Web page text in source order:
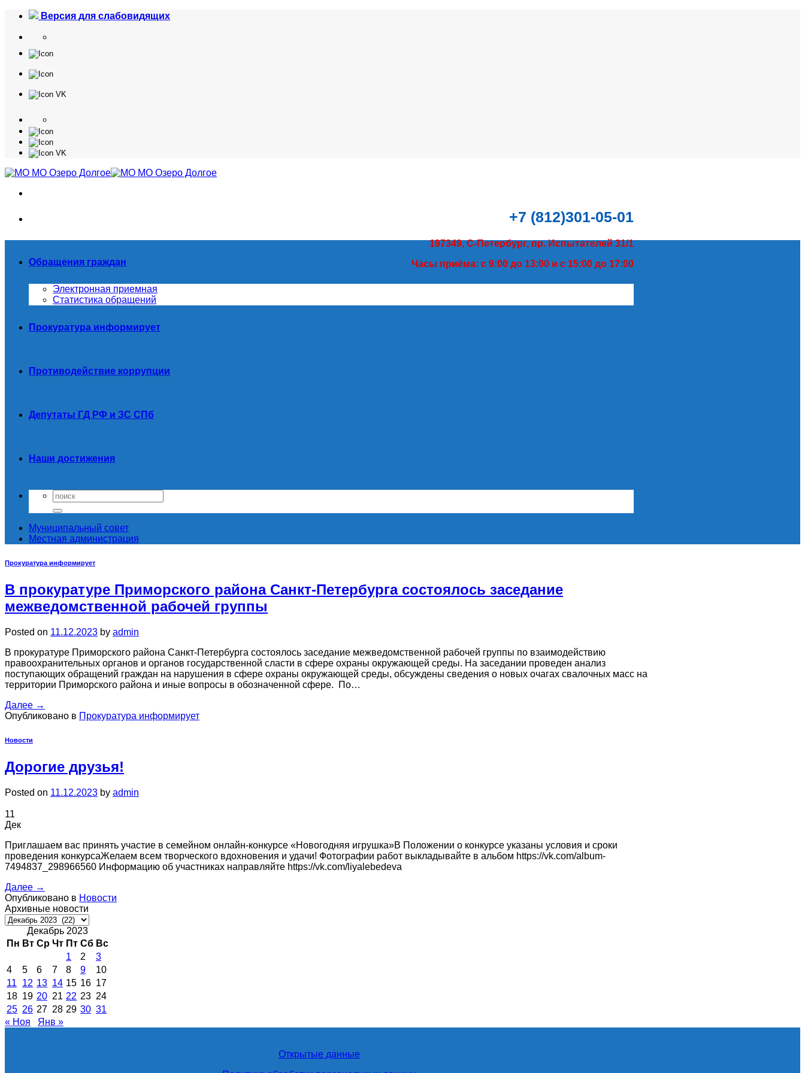
Skip
content
Версия для слабовидящих
+7 (812)301-05-01
197349, С-Петербург, пр. Испытателей 31/1
Часы приёма: с 9:00 до 13:00 и с 15:00 до 17:00
Обращения граждан
Электронная приемная
Статистика обращений
Прокуратура информирует
Противодействие коррупции
Депутаты ГД РФ и ЗС СПб
Наши достижения
Муниципальный совет
Местная администрация
Прокуратура информирует
В прокуратуре Приморского района Санкт-Петербурга состоялось заседание
межведомственной рабочей группы
Posted on 11.12.2023 by admin
В прокуратуре Приморского района Санкт-Петербурга состоялось заседание межведомственной рабочей группы по взаимодействию
правоохранительных органов и органов государственной сласти в сфере охраны окружающей среды. На заседании проведен анализ
поступающих обращений граждан на нарушения в сфере охраны окружающей среды, обсуждены сведения о новых очагах свалочных масс на
территории Приморского района и иные вопросы в обозначенной сфере. По…
Далее →
Опубликовано в Прокуратура информирует
Новости
Дорогие друзья!
Posted on 11.12.2023 by admin
11
Дек
Приглашаем вас принять участие в семейном онлайн-конкурсе «Новогодняя игрушка»В Положении о конкурсе указаны условия и сроки
проведения конкурсаЖелаем всем творческого вдохновения и удачи! Фотографии работ выкладывайте в альбом https://vk.com/album-
7494837_298966560 Информацию об участниках направляйте https://vk.com/liyalebedeva
Далее →
Опубликовано в Новости
Архивные новости
Архивные
новостиДекабрь 2023
Пн Вт Ср Чт Пт Сб Вс
1
2
3
4
5 6 7 8 9
10
11
12 13 14 15 16 17
18 19 20 21 22 23 24
25 26 27 28 29 30 31
« Ноя
Янв »
Открытые данные